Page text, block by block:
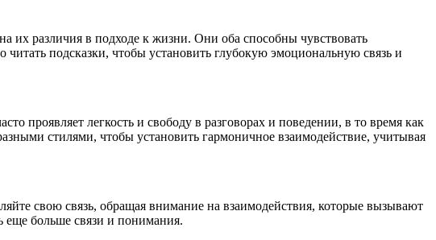
их различия в подходе к жизни. Они оба способны чувствовать
подсказки, чтобы установить глубокую эмоциональную связь и
легкость и свободу в разговорах и поведении, в то время как
стилями, чтобы установить гармоничное взаимодействие, учитывая
свою связь, обращая внимание на взаимодействия, которые вызывают
еще больше связи и понимания.